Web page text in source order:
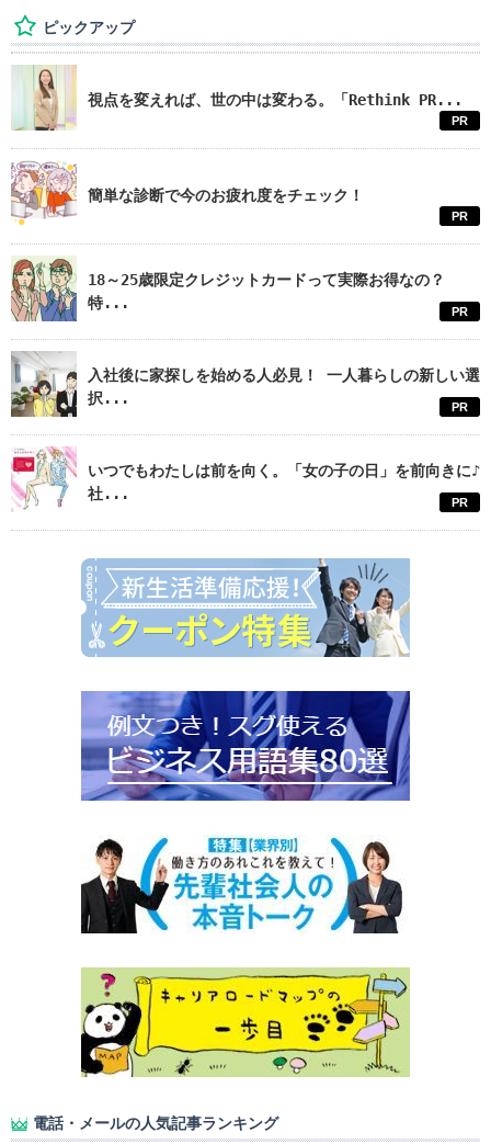
ピックアップ
視点を変えれば、世の中は変わる。「Rethink PR...
PR
簡単な診断で今のお疲れ度をチェック！
PR
18～25歳限定クレジットカードって実際お得なの？
特...
PR
入社後に家探しを始める人必見！ 一人暮らしの新しい選
択...
PR
いつでもわたしは前を向く。「女の子の日」を前向きに♪
社...
PR
電話・メールの人気記事ランキング